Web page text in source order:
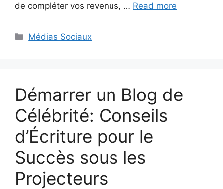
de compléter vos revenus, … Read more
Categories
Médias Sociaux
Démarrer un Blog de
Célébrité: Conseils
d’Écriture pour le
Succès sous les
Projecteurs